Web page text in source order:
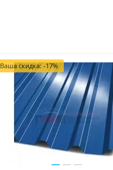
Ваша скидка: -17%